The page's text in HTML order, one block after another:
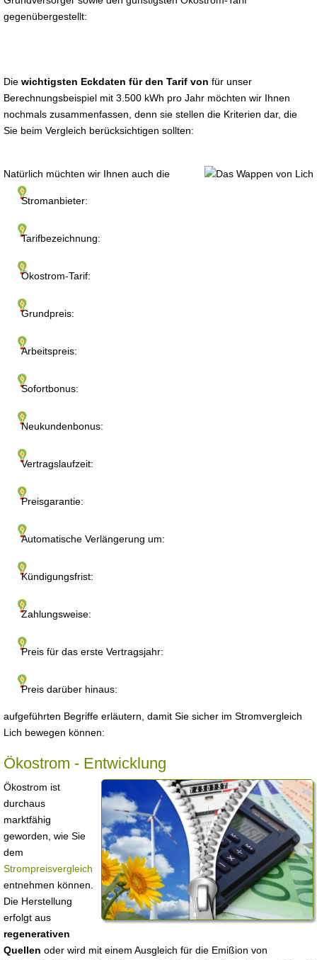
gegenübergestellt:
Die wichtigsten Eckdaten für den Tarif von für unser
Berechnungsbeispiel mit 3.500 kWh pro Jahr möchten wir Ihnen
nochmals zusammenfassen, denn sie stellen die Kriterien dar, die
Sie beim Vergleich berücksichtigen sollten:
Stromanbieter:
Tarifbezeichnung:
Ökostrom-Tarif:
Grundpreis:
Arbeitspreis:
Sofortbonus:
Neukundenbonus:
Vertragslaufzeit:
Preisgarantie:
Automatische Verlängerung um:
Kündigungsfrist:
Zahlungsweise:
Preis für das erste Vertragsjahr:
Preis darüber hinaus:
Natürlich müchten wir Ihnen auch die
aufgeführten Begriffe erläutern, damit Sie sicher im Stromvergleich
Lich bewegen können:
Ökostrom - Entwicklung
Ökostrom ist
durchaus
marktfähig
geworden, wie Sie
dem
Strompreisvergleich
entnehmen können.
Die Herstellung
erfolgt aus
regenerativen
Quellen oder wird mit einem Ausgleich für die Emißion von